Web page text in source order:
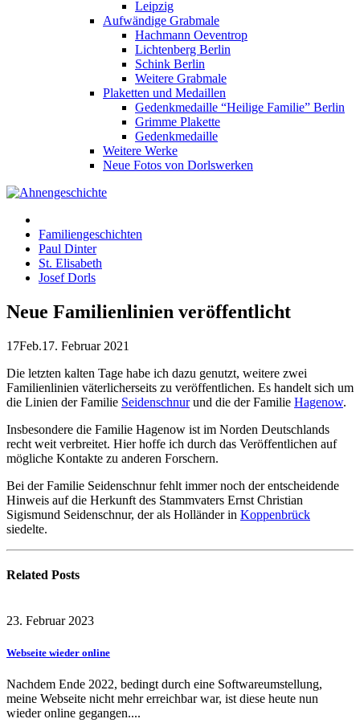
Leipzig
Aufwändige Grabmale
Hachmann Oeventrop
Lichtenberg Berlin
Schink Berlin
Weitere Grabmale
Plaketten und Medaillen
Gedenkmedaille “Heilige Familie” Berlin
Grimme Plakette
Gedenkmedaille
Weitere Werke
Neue Fotos von Dorlswerken
Familiengeschichten
Paul Dinter
St. Elisabeth
Josef Dorls
Neue Familienlinien veröffentlicht
17Feb.17. Februar 2021
Die letzten kalten Tage habe ich dazu genutzt, weitere zwei
Familienlinien väterlicherseits zu veröffentlichen. Es handelt sich um
die Linien der Familie Seidenschnurund die der Familie Hagenow.
Insbesondere die Familie Hagenow ist im Norden Deutschlands
recht weit verbreitet. Hier hoffe ich durch das Veröffentlichen auf
mögliche Kontakte zu anderen Forschern.
Bei der Familie Seidenschnur fehlt immer noch der entscheidende
Hinweis auf die Herkunft des Stammvaters Ernst Christian
Sigismund Seidenschnur, der als Holländer in Koppenbrück
siedelte.
Related Posts
23. Februar 2023
Webseite wieder online
Nachdem Ende 2022, bedingt durch eine Softwareumstellung,
meine Webseite nicht mehr erreichbar war, ist diese heute nun
wieder online gegangen....